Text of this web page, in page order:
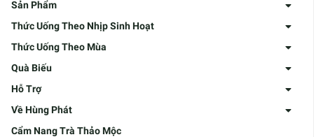
Sản Phẩm
Thức Uống Theo Nhịp Sinh Hoạt
Thức Uống Theo Mùa
Quà Biếu
Hỗ Trợ
Về Hùng Phát
Cẩm Nang Trà Thảo Mộc